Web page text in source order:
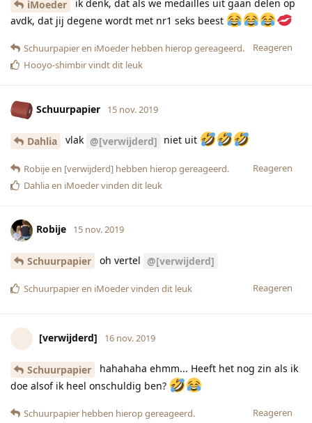
iMoeder
ik denk, dat als we medailles uit gaan delen op
avdk, dat jij degene wordt met nr1 seks beest
Reageren
Schuurpapieren iMoeder hebben hierop gereageerd.
Hooyo-shimbirvindt dit leuk
Schuurpapier 15 nov. 2019
Dahlia vlak @[verwijderd] niet uit
Reageren
Robijeen [verwijderd] hebben hierop gereageerd.
Dahliaen iMoedervinden dit leuk
Robije 15 nov. 2019
Schuurpapier oh vertel @[verwijderd]
Reageren
Schuurpapieren iMoedervinden dit leuk
[verwijderd] 16 nov. 2019
Schuurpapier
hahahaha ehmm... Heeft het nog zin als ik
doe alsof ik heel onschuldig ben?
Reageren
Schuurpapier hebben hierop gereageerd.